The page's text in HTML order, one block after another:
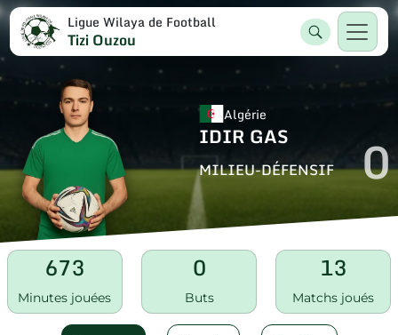
Ligue Wilaya de Football
Tizi Ouzou
Algérie
IDIR GAS
MILIEU-DÉFENSIF 0
673
Minutes jouées
0
Buts
13
Matchs joués